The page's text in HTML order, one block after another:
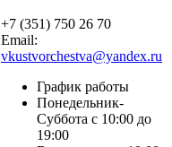
+7 (351) 750 26 70
Email:
vkustvorchestva@yandex.ru
График работы
Понедельник-
Суббота с 10:00 до
19:00